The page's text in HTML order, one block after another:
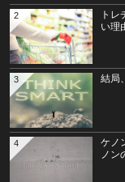
ト
い理
2
結局
3
ケノ
ノン
4